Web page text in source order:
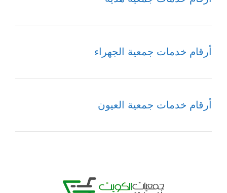
أرقام خدمات جمعية الجهراء
أرقام خدمات جمعية العيون